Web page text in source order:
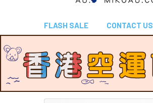
FLASH SALE CONTACT US